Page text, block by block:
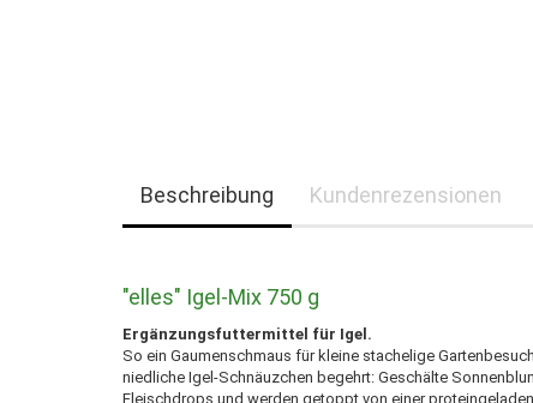
Beschreibung Kundenrezensionen
"elles" Igel-Mix 750 g
Ergänzungsfuttermittel für Igel.
So ein Gaumenschmaus für kleine stachelige
niedliche Igel-Schnäuzchen begehrt: Geschälte
Fleischdrops und werden getoppt von einer